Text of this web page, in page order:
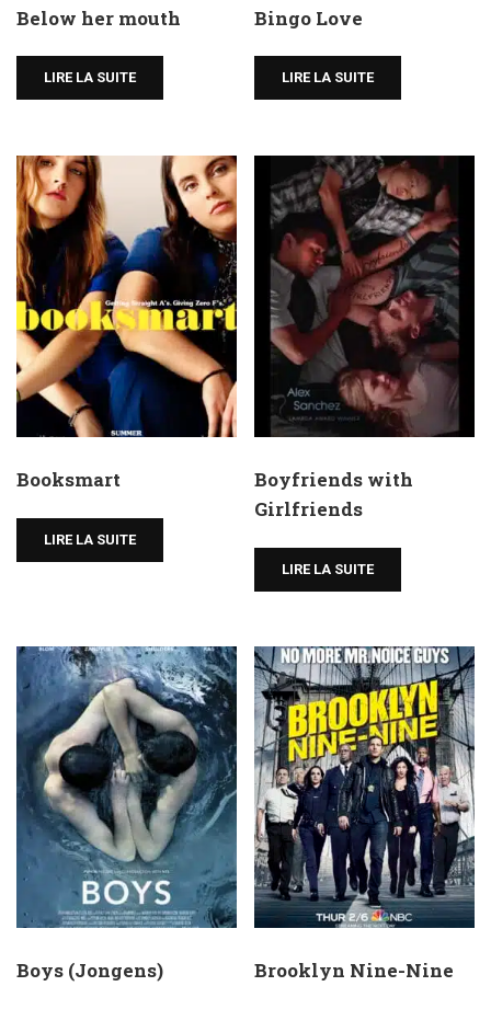
Below her mouth
LIRE LA SUITE
Bingo Love
LIRE LA SUITE
Booksmart
LIRE LA SUITE
Boyfriends with
Girlfriends
LIRE LA SUITE
Boys (Jongens) Brooklyn Nine-Nine